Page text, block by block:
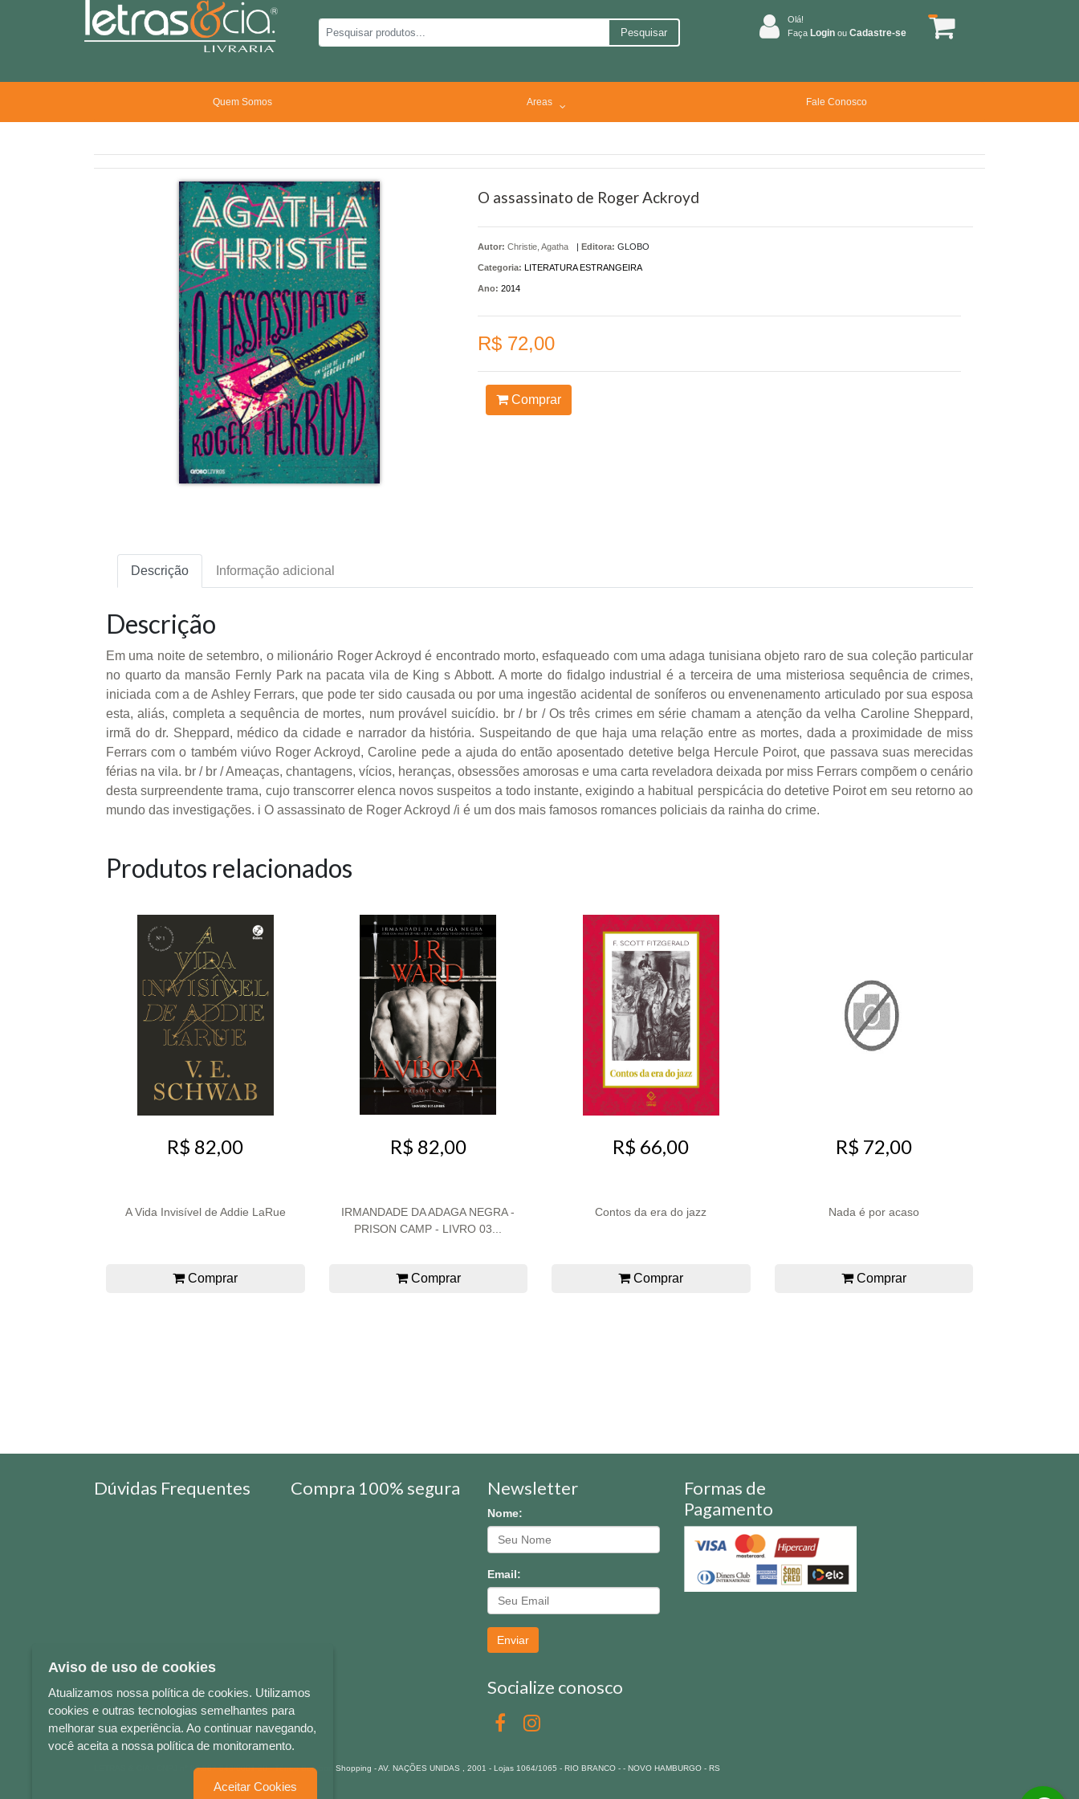
Pesquisar
Olá!
Faça Login ou Cadastre-se
Quem Somos Areas Fale Conosco
O assassinato de Roger Ackroyd
Autor: Christie, Agatha | Editora: GLOBO
Categoria: LITERATURA ESTRANGEIRA
Ano: 2014
R$ 72,00
Comprar
Descrição Informação adicional
Descrição
Em uma noite de setembro, o milionário Roger Ackroyd é encontrado morto, esfaqueado com uma adaga tunisiana objeto raro de sua coleção particular
no quarto da mansão Fernly Park na pacata vila de King s Abbott. A morte do fidalgo industrial é a terceira de uma misteriosa sequência de crimes,
iniciada com a de Ashley Ferrars, que pode ter sido causada ou por uma ingestão acidental de soníferos ou envenenamento articulado por sua esposa
esta, aliás, completa a sequência de mortes, num provável suicídio. br / br / Os três crimes em série chamam a atenção da velha Caroline Sheppard,
irmã do dr. Sheppard, médico da cidade e narrador da história. Suspeitando de que haja uma relação entre as mortes, dada a proximidade de miss
Ferrars com o também viúvo Roger Ackroyd, Caroline pede a ajuda do então aposentado detetive belga Hercule Poirot, que passava suas merecidas
férias na vila. br / br / Ameaças, chantagens, vícios, heranças, obsessões amorosas e uma carta reveladora deixada por miss Ferrars compõem o cenário
desta surpreendente trama, cujo transcorrer elenca novos suspeitos a todo instante, exigindo a habitual perspicácia do detetive Poirot em seu retorno ao
mundo das investigações. i O assassinato de Roger Ackroyd /i é um dos mais famosos romances policiais da rainha do crime.
Produtos relacionados
R$ 82,00
A Vida Invisível de Addie LaRue
Comprar
R$ 82,00
IRMANDADE DA ADAGA NEGRA -
PRISON CAMP - LIVRO 03...
Comprar
R$ 66,00
Contos da era do jazz
Comprar
R$ 72,00
Nada é por acaso
Comprar
Dúvidas Frequentes Compra 100% segura Newsletter
Nome:
Email:
Enviar
Socialize conosco
Formas de
Pagamento
LETRAS & CIA - CNPJ n° 88.587.548/0001-20 - Térreo Bourbon Shopping - AV. NAÇÕES UNIDAS , 2001 - Lojas 1064/1065 - RIO BRANCO - - NOVO HAMBURGO - RS
Aviso de uso de cookies
Atualizamos nossa política de cookies. Utilizamos
cookies e outras tecnologias semelhantes para
melhorar sua experiência. Ao continuar navegando,
você aceita a nossa política de monitoramento.
Aceitar Cookies